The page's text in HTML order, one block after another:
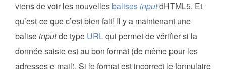
viens de voir les nouvelles balisesinputdHTML5. Et
qu’est-ce que c’est bien fait! Il y a maintenant une
baliseinputde type URLqui permet de vérifier si la
donnée saisie est au bon format (de même pour les
adresses e-mail). Si le format est incorrect le formulaire